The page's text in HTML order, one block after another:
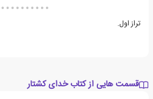
تراز اول.
قسمت هایی از کتاب خدای کشتار